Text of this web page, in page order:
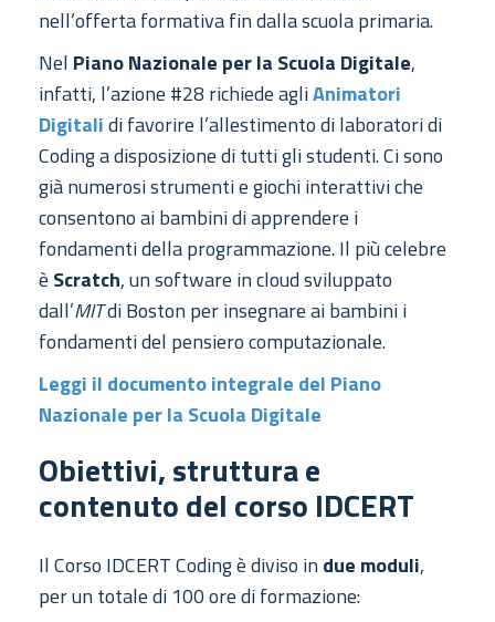
nell’offerta formativa fin dalla scuola primaria.
Nel Piano Nazionale per la Scuola Digitale,
infatti, l’azione #28 richiede agliAnimatori
Digitalidi favorire l’allestimento di laboratori di
Coding a disposizione di tutti gli studenti. Ci sono
già numerosi strumenti e giochi interattivi che
consentono ai bambini di apprendere i
fondamenti della programmazione. Il più celebre
è Scratch, un software in cloud sviluppato
dall’MITdi Boston per insegnare ai bambini i
fondamenti del pensiero computazionale.
Leggi il documento integrale del Piano
Nazionale per la Scuola Digitale
Obiettivi, struttura e
contenuto del corso IDCERT
Il Corso IDCERT Coding è diviso in due moduli,
per un totale di 100 ore di formazione: